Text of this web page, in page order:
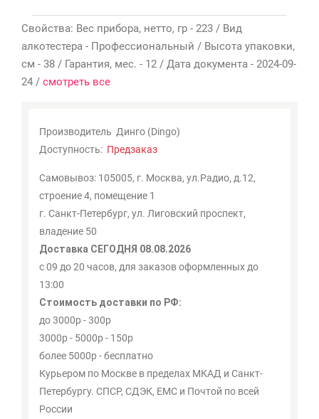
Свойства: Вес прибора, нетто, гр - 223 / Вид
алкотестера - Профессиональный / Высота упаковки,
см - 38 / Гарантия, мес. - 12 / Дата документа - 2024-09-
24 / смотреть все
Производитель Динго (Dingo)
Доступность: Предзаказ
Самовывоз: 105005, г. Москва, ул.Радио, д.12,
строение 4, помещение 1
г. Санкт-Петербург, ул. Лиговский проспект,
владение 50
Доставка СЕГОДНЯ 08.08.2026
с 09 до 20 часов, для заказов оформленных до
13:00
Стоимость доставки по РФ:
до 3000р - 300р
3000р - 5000р - 150р
более 5000р - бесплатно
Курьером по Москве в пределах МКАД и Санкт-
Петербургу. СПСР, СДЭК, ЕМС и Почтой по всей
России